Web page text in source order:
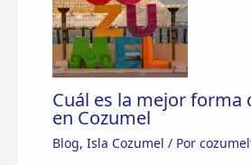
Cuál es la mejor forma
en Cozumel
Blog, Isla Cozumel / Por